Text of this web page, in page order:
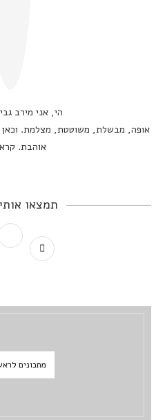
הי, אני מירב
אופה, מבשלת, משוטטת, מצלמת.
אוהבת.
תמצאו
מתכונים